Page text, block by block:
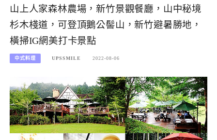
山上人家森林農場，新竹景觀餐廳，山中秘境
杉木棧道，可登頂鵝公髻山，新竹避暑勝地，
橫掃IG網美打卡景點
中式料理 UPSSMILE 2022-08-06